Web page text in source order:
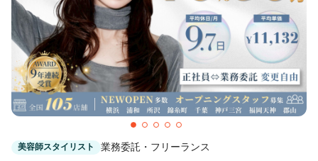
美容師スタイリスト 業務委託・フリーランス